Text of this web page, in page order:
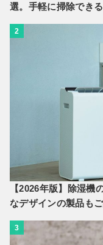
選。手軽に掃除でき
2
【2026年版】除湿機
なデザインの製品も
3